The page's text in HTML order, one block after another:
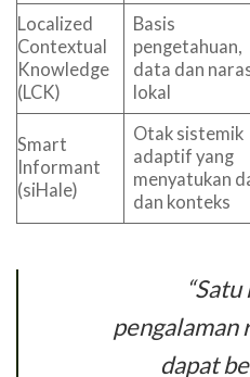
Localized
Contextual
Knowledge
(LCK)
Basis
pengetahuan,
data dan
lokal
Smart
Informant
(siHale)
Otak sistemik
adaptif yang
menyatukan
dan konteks
pengalaman
dapat